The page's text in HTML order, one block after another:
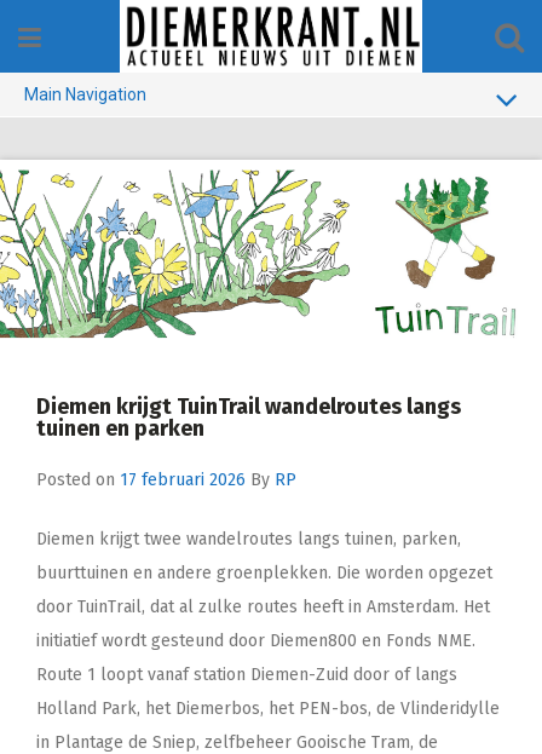
content
Main Navigation
GEMEENTE
1970-1990
VERKIEZINGEN
COLOFON
Diemen krijgt TuinTrail wandelroutes langs
tuinen en parken
Posted on 17 februari 2026 By RP
Diemen krijgt twee wandelroutes langs tuinen, parken,
buurttuinen en andere groenplekken. Die worden opgezet
door TuinTrail, dat al zulke routes heeft in Amsterdam. Het
initiatief wordt gesteund door Diemen800 en Fonds NME.
Route 1 loopt vanaf station Diemen-Zuid door of langs
Holland Park, het Diemerbos, het PEN-bos, de Vlinderidylle
in Plantage de Sniep, zelfbeheer Gooische Tram, de